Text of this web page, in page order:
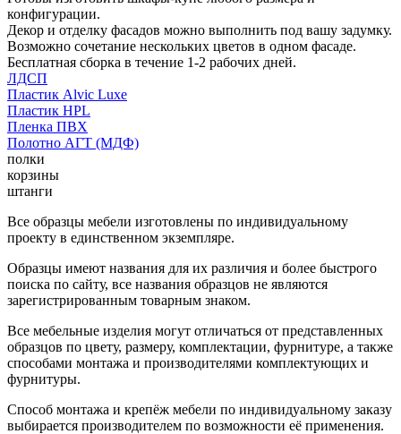
конфигурации.
Декор и отделку фасадов можно выполнить под вашу задумку.
Возможно сочетание нескольких цветов в одном фасаде.
Бесплатная сборка в течение 1-2 рабочих дней.
ЛДСП
Пластик Alvic Luxe
Пластик HPL
Пленка ПВХ
Полотно АГТ (МДФ)
полки
корзины
штанги
Все образцы мебели изготовлены по индивидуальному
проекту в единственном экземпляре.
Образцы имеют названия для их различия и более быстрого
поиска по сайту, все названия образцов не являются
зарегистрированным товарным знаком.
Все мебельные изделия могут отличаться от представленных
образцов по цвету, размеру, комплектации, фурнитуре, а также
способами монтажа и производителями комплектующих и
фурнитуры.
Способ монтажа и крепёж мебели по индивидуальному заказу
выбирается производителем по возможности её применения.